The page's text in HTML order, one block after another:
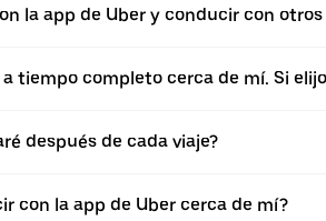
la app de Uber y conducir con
tiempo completo cerca de mí. Si
después de cada viaje?
con la app de Uber cerca de mí?